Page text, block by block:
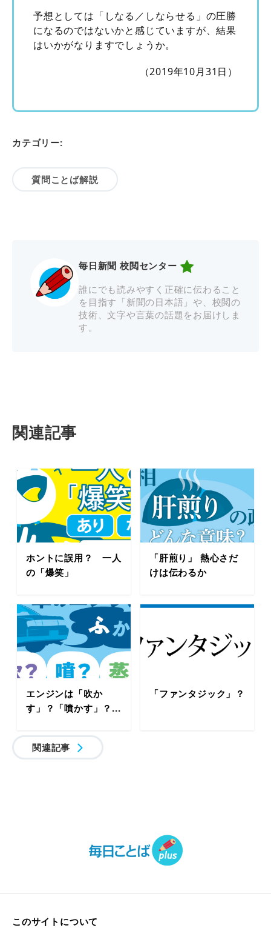
予想としては「しなる／しならせる」の圧勝
になるのではないかと感じていますが、結果
はいかがなりますでしょうか。
（2019年10月31日）
カテゴリー:
質問ことば解説
毎日新聞 校閲センター
誰にでも読みやすく正確に伝わること
を目指す「新聞の日本語」や、校閲の
技術、文字や言葉の話題をお届けしま
す。
関連記事
ホントに誤用？ 一人
の「爆笑」
「肝煎り」 熱心さだ
けは伝わるか
エンジンは「吹か
す」？「噴かす」？...
「ファンタジック」？
関連記事
このサイトについて